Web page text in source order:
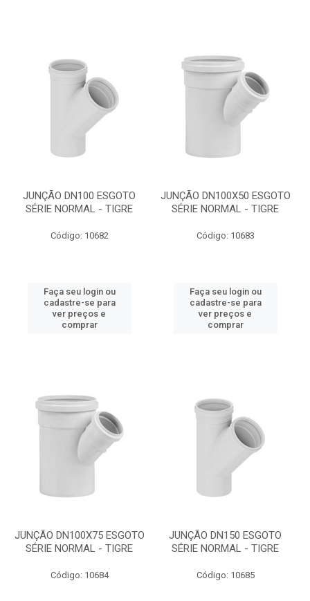
JUNÇÃO DN100 ESGOTO
SÉRIE NORMAL - TIGRE
Código: 10682
Faça seu login ou
cadastre-se para
ver preços e
comprar
JUNÇÃO DN100X50 ESGOTO
SÉRIE NORMAL - TIGRE
Código: 10683
Faça seu login ou
cadastre-se para
ver preços e
comprar
JUNÇÃO DN100X75 ESGOTO
SÉRIE NORMAL - TIGRE
Código: 10684
JUNÇÃO DN150 ESGOTO
SÉRIE NORMAL - TIGRE
Código: 10685